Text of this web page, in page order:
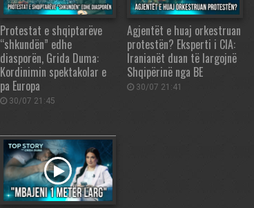
Protestat e shqiptarëve
“shkundën” edhe
diasporën, Grida Duma:
Kordinimin spektakolar e
pa Europa
30/07 21:45
Agjentët e huaj orkestruan
protestën? Eksperti i CIA:
Iranianët duan të largojnë
Shqipërinë nga BE
30/07 21:41